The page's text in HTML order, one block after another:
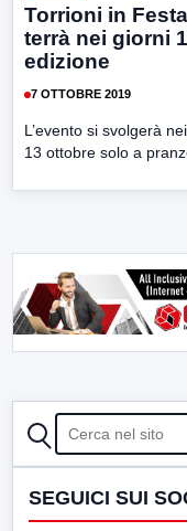
Torrioni in
terrà nei giorni
edizione
7 OTTOBRE 2019
L’evento si svolgerà
13 ottobre solo a
CERCA
SEGUICI SUI